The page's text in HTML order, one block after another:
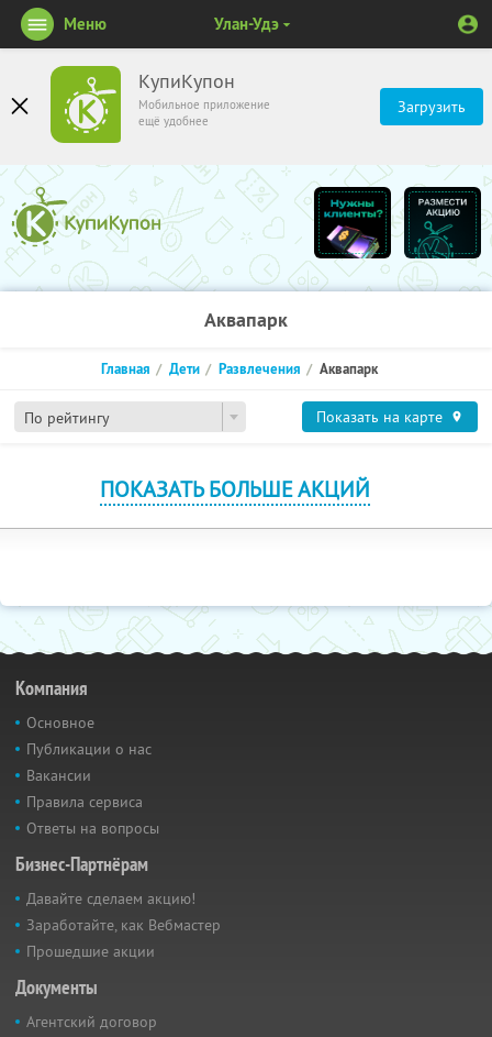
КупиКупон
Мобильное приложение
ещё удобнее
Загрузить
Меню Улан-Удэ
Аквапарк
По рейтингу
Главная Дети Развлечения Аквапарк
Показать на карте
ПОКАЗАТЬ БОЛЬШЕ АКЦИЙ
Компания
Основное
Публикации о нас
Вакансии
Правила сервиса
Ответы на вопросы
Бизнес-Партнёрам
Давайте сделаем акцию!
Заработайте, как Вебмастер
Прошедшие акции
Документы
Агентский договор